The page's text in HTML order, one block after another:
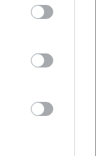
sie mit
Konzert, wo
sie